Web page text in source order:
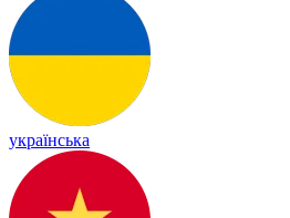
українська